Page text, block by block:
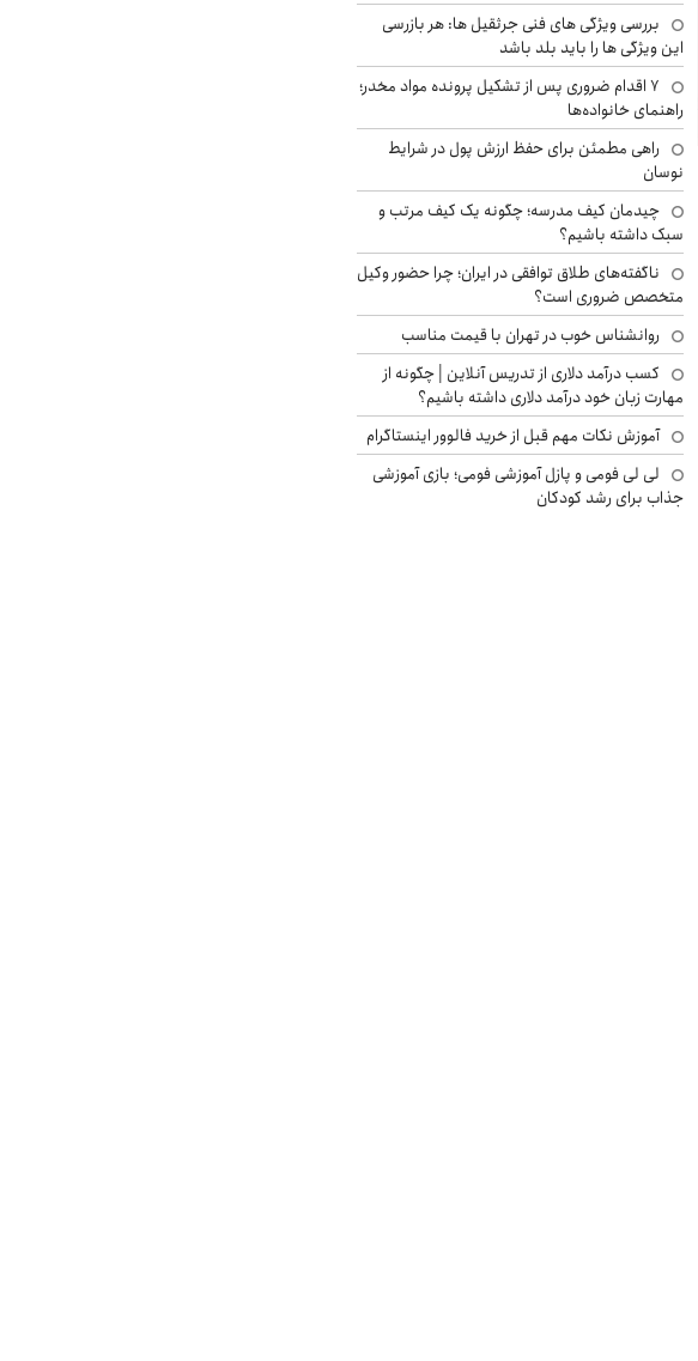
بررسی ویژگی های فنی جرثقیل ها: هر بازرسی
این ویژگی ها را باید بلد باشد
۷ اقدام ضروری پس از تشکیل پرونده مواد مخدر؛
راهنمای خانواده‌ها
راهی مطمئن برای حفظ ارزش پول در شرایط
نوسان
چیدمان کیف مدرسه؛ چگونه یک کیف مرتب و
سبک داشته باشیم؟
ناگفته‌های طلاق توافقی در ایران؛ چرا حضور وکیل
متخصص ضروری است؟
روانشناس خوب در تهران با قیمت مناسب
کسب درآمد دلاری از تدریس آنلاین | چگونه از
مهارت زبان خود درآمد دلاری داشته باشیم؟
آموزش نکات مهم قبل از خرید فالوور اینستاگرام
لی لی فومی و پازل آموزشی فومی؛ بازی آموزشی
جذاب برای رشد کودکان